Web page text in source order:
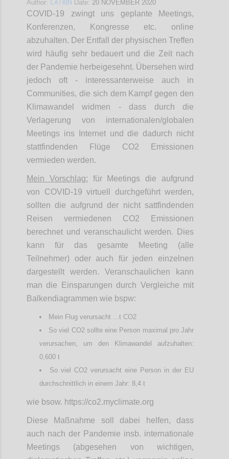
Author: CATRIN Date: 20 NOVEMBER 2020
COVID-19 zwingt uns geplante Meetings,
Konferenzen, Kongresse etc. online
abzuhalten. Der Entfall der physischen Treffen
wird häufig sehr bedauert und die Zeit nach
der Pandemie herbeigesehnt. Übersehen wird
jedoch oft - interessanterweise auch in
Communities, die sich dem Kampf gegen den
Klimawandel widmen - dass durch die
Verlagerung von internationalen/globalen
Meetings ins Internet und die dadurch nicht
stattfindenden Flüge CO2 Emissionen
vermieden werden.
Mein Vorschlag: für Meetings die aufgrund
von COVID-19 virtuell durchgeführt werden,
sollten die aufgrund der nicht sattfindenden
Reisen vermiedenen CO2 Emissionen
berechnet und veranschaulicht werden. Dies
kann für das gesamte Meeting (alle
Teilnehmer) oder auch für jeden einzelnen
dargestellt werden. Veranschaulichen kann
man die Einsparungen durch Vergleiche mit
Balkendiagrammen wie bspw:
Mein Flug verursacht ...t CO2
So viel CO2 sollte eine Person maximal pro Jahr
verursachen, um den Klimawandel aufzuhalten:
0,600 t
So viel CO2 verursacht eine Person in der EU
durchschnittlich in einem Jahr: 8,4 t
wie bsow. https://co2.myclimate.org
Diese Maßnahme soll dabei helfen, dass
auch nach der Pandemie insb. internationale
Meetings (abgesehen von wichtigen,